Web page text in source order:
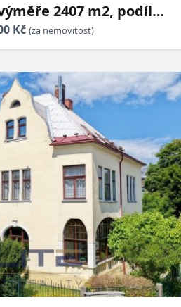
2407 m2, podíl
Dobříkov, obec
Kč (za nemovitost)